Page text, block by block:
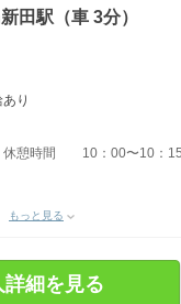
田駅（車 3分）
り
憩時間 10：00〜
もっと見る
詳細を見る